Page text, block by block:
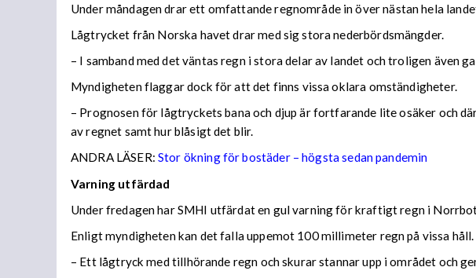
Under måndagen drar ett omfattande regnområde in över nästan hela
Lågtrycket från Norska havet drar med sig stora nederbördsmängder.
– I samband med det väntas regn i stora delar av landet och troligen även
Myndigheten flaggar dock för att det finns vissa oklara omständigheter.
– Prognosen för lågtryckets bana och djup är fortfarande lite osäker och
av regnet samt hur blåsigt det blir.
ANDRA LÄSER: Stor ökning för bostäder – högsta sedan pandemin
Varning utfärdad
Under fredagen har SMHI utfärdat en gul varning för kraftigt regn i
Enligt myndigheten kan det falla uppemot 100 millimeter regn på vissa håll.
– Ett lågtryck med tillhörande regn och skurar stannar upp i området och